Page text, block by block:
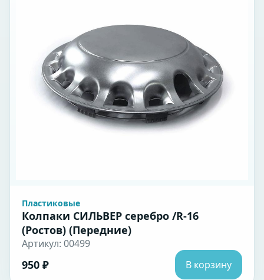
Пластиковые
Колпаки СИЛЬВЕР серебро /R-16
(Ростов) (Передние)
Артикул: 00499
950 ₽ В корзину